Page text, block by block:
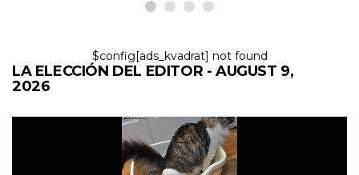
$config[ads_kvadrat] not found
LA ELECCIÓN DEL EDITOR - AUGUST 9,
2026